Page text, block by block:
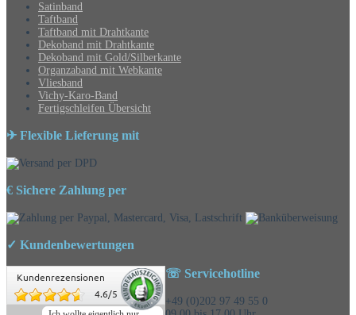
Satinband
Taftband
Taftband mit Drahtkante
Dekoband mit Drahtkante
Dekoband mit Gold/Silberkante
Organzaband mit Webkante
Vliesband
Vichy-Karo-Band
Fertigschleifen Übersicht
✈ Flexible Lieferung mit
€ Sichere Zahlung per
✓ Kundenbewertungen
Kundenrezensionen
4.6/5
☏ Servicehotline
+49 (0)202 97 49 55 0